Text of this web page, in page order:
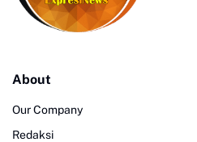
About
Our Company
Redaksi